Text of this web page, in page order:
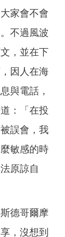
家會不會
不過風波
，並在下
因人在海
與電話，
：「在投
誤會，我
敏感的時
原諒自
德哥爾摩
，沒想到